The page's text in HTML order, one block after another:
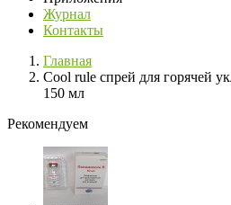
Журнал
Контакты
Главная
Cool rule спрей для горячей
150 мл
Рекомендуем